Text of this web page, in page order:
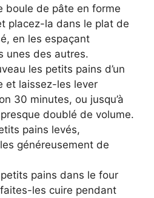
boule de pâte en forme
placez-la dans le plat de
en les espaçant
unes des autres.
les petits pains d’un
et laissez-les lever
30 minutes, ou jusqu’à
presque doublé de volume.
pains levés,
généreusement de
pains dans le four
les cuire pendant